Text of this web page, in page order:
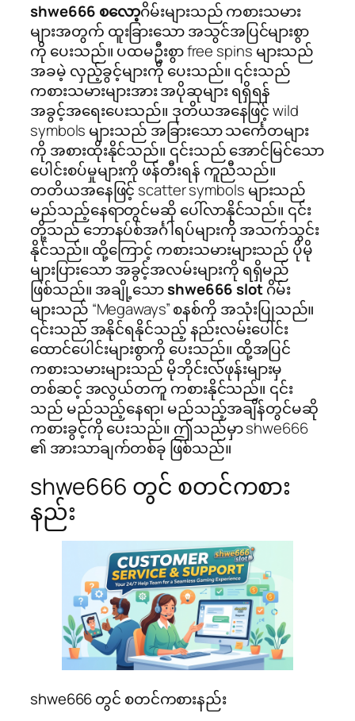
shwe666 စလော့ဂိမ်းများသည် ကစားသမား
များအတွက် ထူးခြားသော အသွင်အပြင်များစွာ
ကို ပေးသည်။ ပထမဦးစွာ free spins များသည်
အခမဲ့ လှည့်ခွင့်များကို ပေးသည်။ ၎င်းသည်
ကစားသမားများအား အပိုဆုများ ရရှိရန်
အခွင့်အရေးပေးသည်။ ဒုတိယအနေဖြင့် wild
symbols များသည် အခြားသော သင်္ကေတများ
ကို အစားထိုးနိုင်သည်။ ၎င်းသည် အောင်မြင်သော
ပေါင်းစပ်မှုများကို ဖန်တီးရန် ကူညီသည်။
တတိယအနေဖြင့် scatter symbols များသည်
မည်သည့်နေရာတွင်မဆို ပေါ်လာနိုင်သည်။ ၎င်း
တို့သည် ဘောနပ်စ်အင်္ဂါရပ်များကို အသက်သွင်း
နိုင်သည်။ ထို့ကြောင့် ကစားသမားများသည် ပိုမို
များပြားသော အခွင့်အလမ်းများကို ရရှိမည်
ဖြစ်သည်။ အချို့သောshwe666 slotဂိမ်း
များသည် “Megaways” စနစ်ကို အသုံးပြုသည်။
၎င်းသည် အနိုင်ရနိုင်သည့် နည်းလမ်းပေါင်း
ထောင်ပေါင်းများစွာကို ပေးသည်။ ထို့အပြင်
ကစားသမားများသည် မိုဘိုင်းလ်ဖုန်းများမှ
တစ်ဆင့် အလွယ်တကူ ကစားနိုင်သည်။ ၎င်း
သည် မည်သည့်နေရာ၊ မည်သည့်အချိန်တွင်မဆို
ကစားခွင့်ကို ပေးသည်။ ဤသည်မှာ shwe666
၏ အားသာချက်တစ်ခု ဖြစ်သည်။
shwe666 တွင် စတင်ကစား
နည်း
shwe666 တွင် စတင်ကစားနည်း